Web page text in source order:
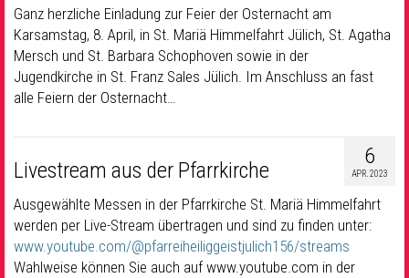
Ganz herzliche Einladung zur Feier der Osternacht am
Karsamstag, 8. April, in St. Mariä Himmelfahrt Jülich, St. Agatha
Mersch und St. Barbara Schophoven sowie in der
Jugendkirche in St. Franz Sales Jülich. Im Anschluss an fast
alle Feiern der Osternacht…
6
APR. 2023
Livestream aus der Pfarrkirche
Ausgewählte Messen in der Pfarrkirche St. Mariä Himmelfahrt
werden per Live-Stream übertragen und sind zu finden unter:
www.youtube.com/@pfarreiheiliggeistjulich156/streams
Wahlweise können Sie auch auf www.youtube.com in der